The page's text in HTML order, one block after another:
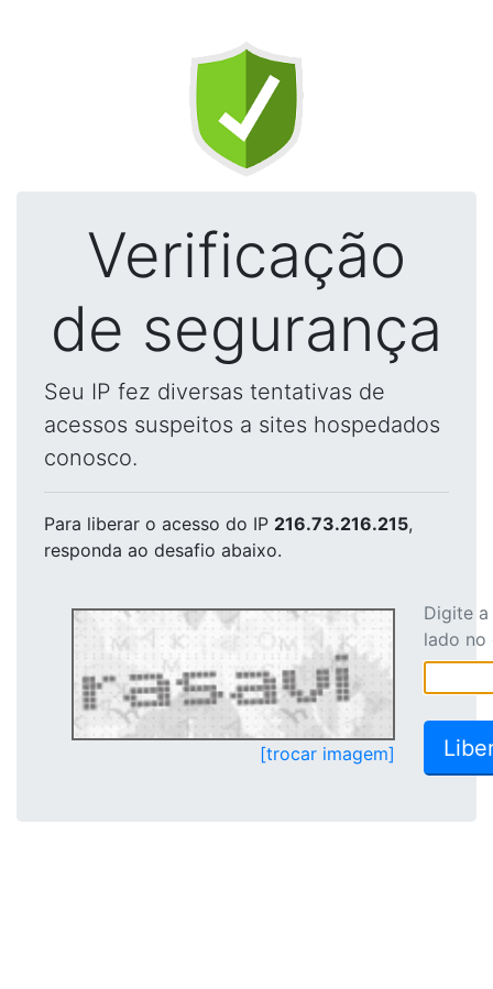
Verificação
de segurança
Seu IP fez diversas tentativas de
acessos suspeitos a sites hospedados
conosco.
Para liberar o acesso do IP 216.73.216.215,
responda ao desafio abaixo.
[trocar imagem]
Digite
lado no